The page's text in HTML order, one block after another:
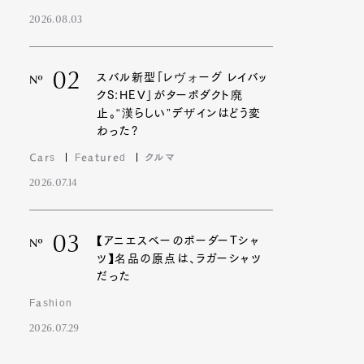
2026.08.03
Nº 02
スバル新型「レヴォーグ レイバッ
クS:HEV」がターボダクト廃
止。“漢らしい”デザインはどう変
わった?
Cars Featured クルマ
2026.07.14
Nº 03
【アニエスベーのボーダーTシャ
ツ】名品の原点は、ラガーシャツ
だった
Fashion
2026.07.29